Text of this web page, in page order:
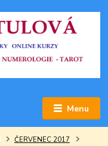
Menu
ČERVENEC 2017